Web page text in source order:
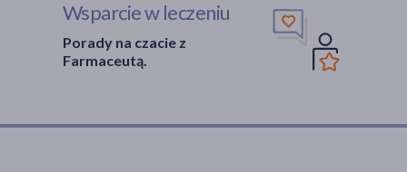
Wsparcie w leczeniu
Porady na czacie z
Farmaceutą.